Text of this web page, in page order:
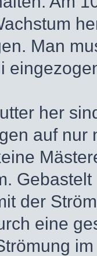
Man
her
auf nur
der
eine